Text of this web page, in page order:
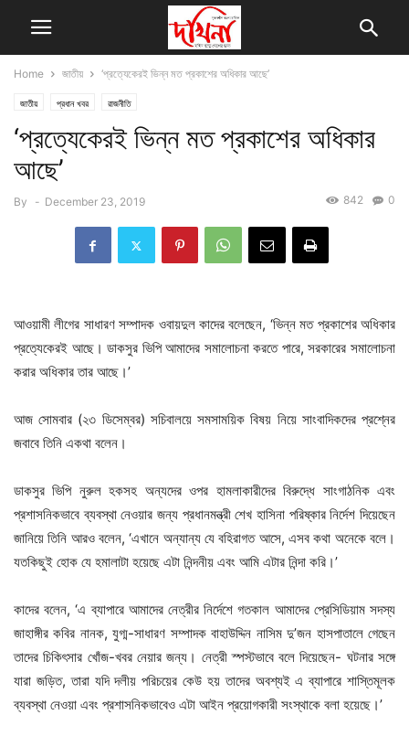
Home জাতীয় ‘প্রত্যেকেরই ভিন্ন মত প্রকাশের অধিকার আছে’
জাতীয় প্রধান খবর রাজনীতি
‘প্রত্যেকেরই ভিন্ন মত প্রকাশের অধিকার
আছে’
By - December 23, 2019 0
842
আওয়ামী লীগের সাধারণ সম্পাদক ওবায়দুল কাদের বলেছেন, ‘ভিন্ন মত প্রকাশের অধিকার
প্রত্যেকেরই আছে। ডাকসুর ভিপি আমাদের সমালোচনা করতে পারে, সরকারের সমালোচনা
করার অধিকার তার আছে।’
আজ সোমবার (২৩ ডিসেম্বর) সচিবালয়ে সমসাময়িক বিষয় নিয়ে সাংবাদিকদের প্রশ্নের
জবাবে তিনি একথা বলেন।
ডাকসুর ভিপি নুরুল হকসহ অন্যদের ওপর হামলাকারীদের বিরুদ্ধে সাংগাঠনিক এবং
প্রশাসনিকভাবে ব্যবস্থা নেওয়ার জন্য প্রধানমন্ত্রী শেখ হাসিনা পরিষ্কার নির্দেশ দিয়েছেন
জানিয়ে তিনি আরও বলেন, ‘এখানে অন্যান্য যে বহিরাগত আসে, এসব কথা অনেকে বলে।
যতকিছুই হোক যে হমালাটা হয়েছে এটা নিন্দনীয় এবং আমি এটার নিন্দা করি।’
কাদের বলেন, ‘এ ব্যাপারে আমাদের নেত্রীর নির্দেশে গতকাল আমাদের প্রেসিডিয়াম সদস্য
জাহাঙ্গীর কবির নানক, যুগ্ম-সাধারণ সম্পাদক বাহাউদ্দিন নাসিম দু’জন হাসপাতালে গেছেন
তাদের চিকিৎসার খোঁজ-খবর নেয়ার জন্য। নেত্রী স্পস্টভাবে বলে দিয়েছেন- ঘটনার সঙ্গে
যারা জড়িত, তারা যদি দলীয় পরিচয়ের কেউ হয় তাদের অবশ্যই এ ব্যাপারে শাস্তিমূলক
ব্যবস্থা নেওয়া এবং প্রশাসনিকভাবেও এটা আইন প্রয়োগকারী সংস্থাকে বলা হয়েছে।’